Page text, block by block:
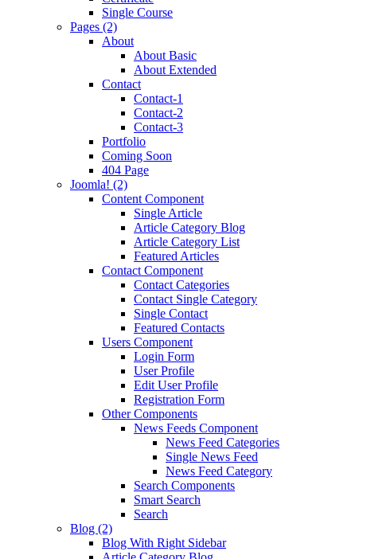
Single Course
Pages (2)
About
About Basic
About Extended
Contact
Contact-1
Contact-2
Contact-3
Portfolio
Coming Soon
404 Page
Joomla! (2)
Content Component
Single Article
Article Category Blog
Article Category List
Featured Articles
Contact Component
Contact Categories
Contact Single Category
Single Contact
Featured Contacts
Users Component
Login Form
User Profile
Edit User Profile
Registration Form
Other Components
News Feeds Component
News Feed Categories
Single News Feed
News Feed Category
Search Components
Smart Search
Search
Blog (2)
Blog With Right Sidebar